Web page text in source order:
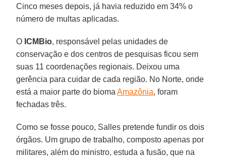
Cinco meses depois, já havia reduzido em 34% o
número de multas aplicadas.
O ICMBio, responsável pelas unidades de
conservação e dos centros de pesquisas ficou sem
suas 11 coordenações regionais. Deixou uma
gerência para cuidar de cada região. No Norte, onde
está a maior parte do biomaAmazônia, foram
fechadas três.
Como se fosse pouco, Salles pretende fundir os dois
órgãos. Um grupo de trabalho, composto apenas por
militares, além do ministro, estuda a fusão, que na